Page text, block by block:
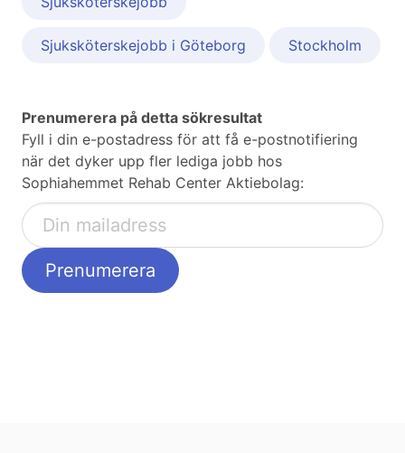
Sjuksköterskejobb i Göteborg Stockholm
Prenumerera på detta sökresultat
Fyll i din e-postadress för att få e-postnotifiering
när det dyker upp fler lediga jobb hos
Sophiahemmet Rehab Center Aktiebolag: